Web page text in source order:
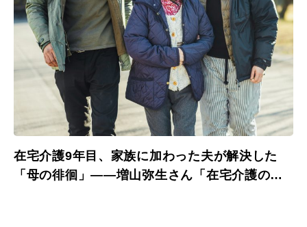
在宅介護9年目、家族に加わった夫が解決した
「母の徘徊」——増山弥生さん「在宅介護のマ